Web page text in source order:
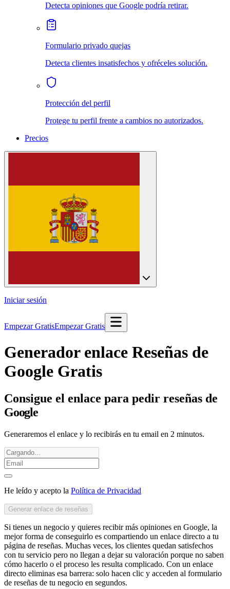
Detecta opiniones que Google podría retirar.
Formulario privado quejas
Detecta clientes insatisfechos y ofréceles solución.
Protección del perfil
Protege tu perfil frente a cambios no autorizados.
Precios
Iniciar sesión
Empezar GratisEmpezar Gratis
Generador enlace Reseñas de
Google Gratis
Consigue el enlace para pedir reseñas de
Google
Generaremos el enlace y lo recibirás en tu email en 2 minutos.
He leído y acepto la Política de Privacidad
Generar enlace de reseñas
Si tienes un negocio y quieres recibir más opiniones en Google, la
mejor forma de conseguirlo es compartiendo un enlace directo a tu
página de reseñas. Muchas veces, los clientes quedan satisfechos
con tu servicio pero no llegan a dejar su valoración porque no saben
cómo hacerlo o el proceso les resulta complicado. Con un enlace
directo eliminas esa barrera: solo hacen clic y acceden al formulario
de reseñas de tu negocio en segundos.